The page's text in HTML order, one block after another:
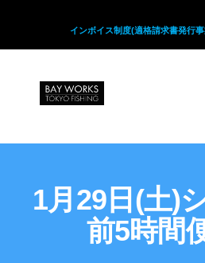
インボイス制度(適格請求書発行
1月29日(土)
前5時間